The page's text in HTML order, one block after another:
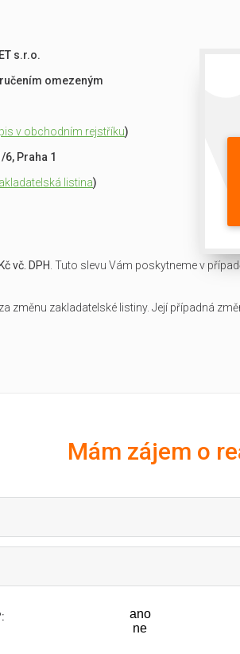
s.r.o.
omezeným
v obchodním rejstříku)
Praha 1
listina)
vč. DPH . Tuto slevu Vám poskytneme v
změnu zakladatelské listiny. Její případná
Mám zájem o
:
ano
ne